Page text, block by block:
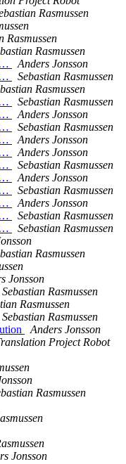
Rasmussen
Rasmussen
Rasmussen
Anders Jonsson
Sebastian Rasmussen
Rasmussen
Sebastian Rasmussen
Anders Jonsson
Sebastian Rasmussen
Anders Jonsson
Anders Jonsson
Sebastian Rasmussen
Anders Jonsson
Sebastian Rasmussen
Anders Jonsson
Sebastian Rasmussen
Sebastian Rasmussen
Rasmussen
Jonsson
Sebastian Rasmussen
Rasmussen
Sebastian Rasmussen
Anders Jonsson
Project Robot
Rasmussen
Jonsson